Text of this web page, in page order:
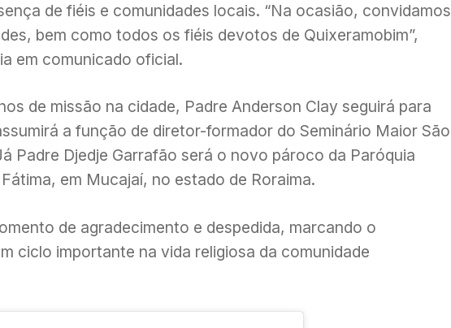
de fiéis e comunidades locais. “Na ocasião, convidamos
bem como todos os fiéis devotos de Quixeramobim”,
em comunicado oficial.
de missão na cidade, Padre Anderson Clay seguirá para
a função de diretor-formador do Seminário Maior São
Padre Djedje Garrafão será o novo pároco da Paróquia
em Mucajaí, no estado de Roraima.
de agradecimento e despedida, marcando o
ciclo importante na vida religiosa da comunidade